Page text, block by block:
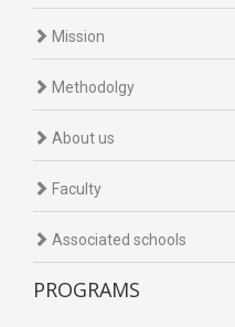
Mission
Methodolgy
About us
Faculty
Associated schools
PROGRAMS